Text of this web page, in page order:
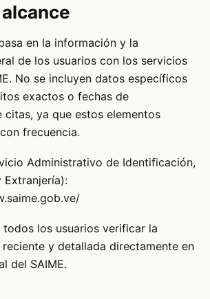
en la información y la
de los usuarios con los servicios
No se incluyen datos específicos
exactos o fechas de
ya que estos elementos
frecuencia.
Administrativo de Identificación,
Extranjería):
todos los usuarios verificar la
y detallada directamente en
del SAIME.